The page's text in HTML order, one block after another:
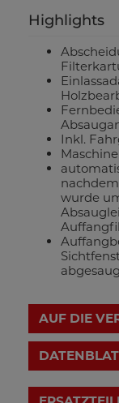
Highlights
Inkl.
wurde
AUF DIE